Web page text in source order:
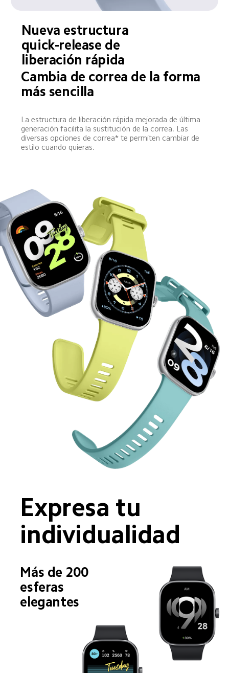
Nueva estructura
quick-release de
liberación rápida
Cambia de correa de la forma
más sencilla
La estructura de liberación rápida mejorada de última
generación facilita la sustitución de la correa. Las
diversas opciones de correa* te permiten cambiar de
estilo cuando quieras.
Expresa tu
individualidad
Más de 200
esferas
elegantes